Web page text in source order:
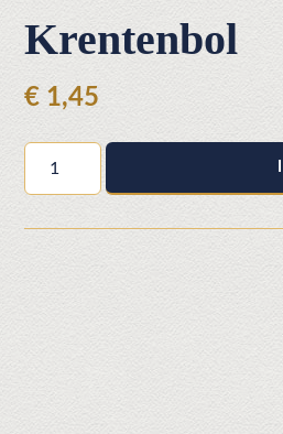
Krentenbol
€ 1,45
Krentenbol
aantal